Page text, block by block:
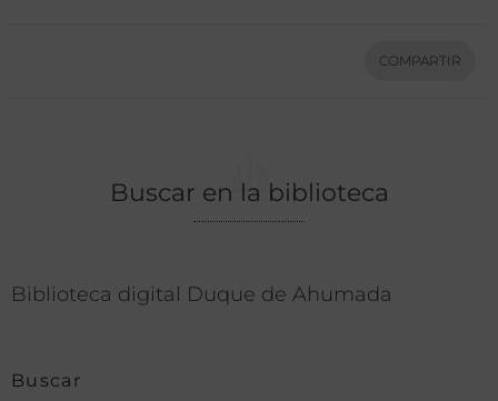
COMPARTIR
Buscar en la biblioteca
Biblioteca digital Duque de Ahumada
Buscar